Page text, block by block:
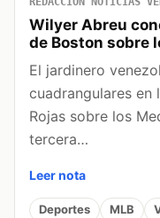
Wilyer Abreu
de Boston sobre
El jardinero
cuadrangulares
Rojas sobre los
tercera…
Leer nota
Deportes MLB